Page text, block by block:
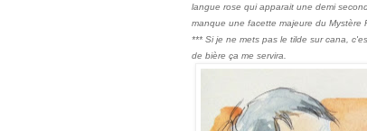
langue rose qui apparait une demi
manque une facette majeure du Mystère
*** Si je ne mets pas le tilde sur cana,
de bière ça me servira.